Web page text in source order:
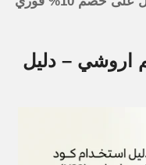
اروشي – دليل